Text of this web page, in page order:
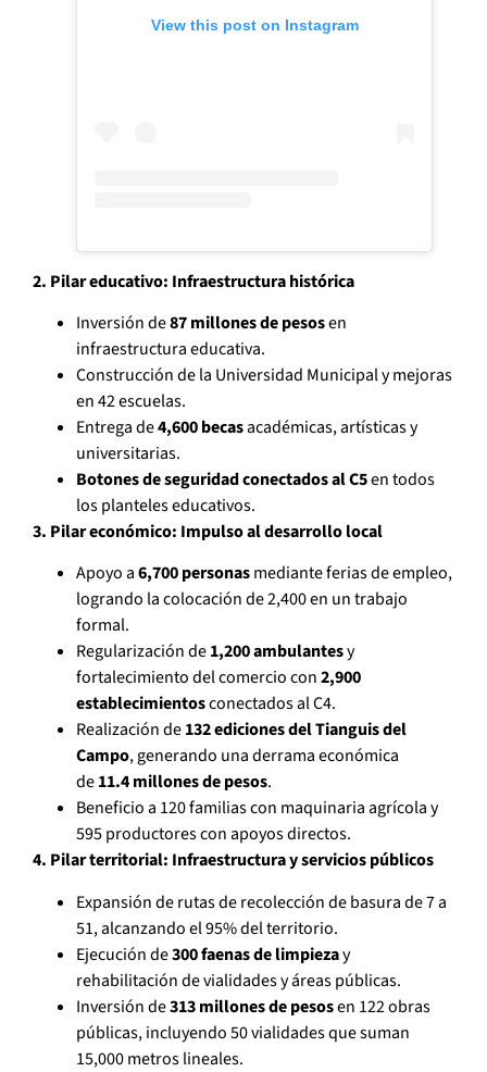
View this post on Instagram
2. Pilar educativo: Infraestructura histórica
Inversión de87 millones de pesosen
infraestructura educativa.
Construcción de la Universidad Municipal y mejoras
en 42 escuelas.
Entrega de4,600 becasacadémicas, artísticas y
universitarias.
Botones de seguridad conectados al C5en todos
los planteles educativos.
3. Pilar económico: Impulso al desarrollo local
Apoyo a6,700 personasmediante ferias de empleo,
logrando la colocación de 2,400 en un trabajo
formal.
Regularización de1,200 ambulantesy
fortalecimiento del comercio con2,900
establecimientosconectados al C4.
Realización de132 ediciones del Tianguis del
Campo, generando una derrama económica
de11.4 millones de pesos.
Beneficio a 120 familias con maquinaria agrícola y
595 productores con apoyos directos.
4. Pilar territorial: Infraestructura y servicios públicos
Expansión de rutas de recolección de basura de 7 a
51, alcanzando el 95% del territorio.
Ejecución de300 faenas de limpiezay
rehabilitación de vialidades y áreas públicas.
Inversión de313 millones de pesosen 122 obras
públicas, incluyendo 50 vialidades que suman
15,000 metros lineales.